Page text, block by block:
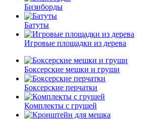
Бизиборды
Батуты
Игровые площадки из дерева
Боксерские мешки и груши
Боксерские перчатки
Комплекты с грушей